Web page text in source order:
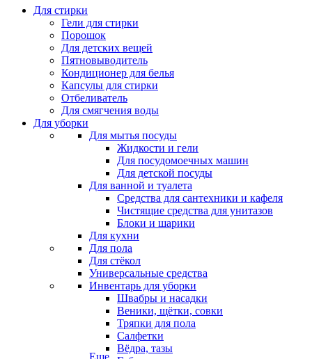
Для стирки
Гели для стирки
Порошок
Для детских вещей
Пятновыводитель
Кондиционер для белья
Капсулы для стирки
Отбеливатель
Для смягчения воды
Для уборки
Для мытья посуды
Жидкости и гели
Для посудомоечных машин
Для детской посуды
Для ванной и туалета
Средства для сантехники и кафеля
Чистящие средства для унитазов
Блоки и шарики
Для кухни
Для пола
Для стёкол
Универсальные средства
Инвентарь для уборки
Швабры и насадки
Веники, щётки, совки
Тряпки для пола
Салфетки
Вёдра, тазы
Еще